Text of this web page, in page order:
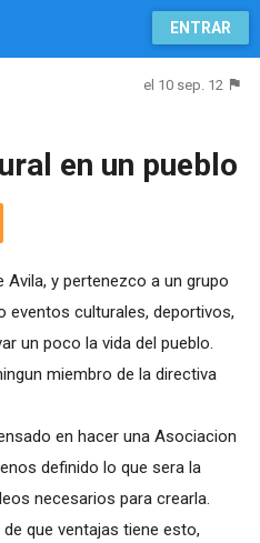
ENTRAR
el 10 sep. 12
en un pueblo
Avila, y pertenezco a un grupo
eventos culturales, deportivos,
un poco la vida del pueblo.
miembro de la directiva
en hacer una Asociacion
definido lo que sera la
necesarios para crearla.
que ventajas tiene esto,